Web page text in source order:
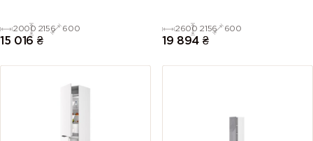
2000 2156 600
15 016 ₴
2600 2156 600
19 894 ₴